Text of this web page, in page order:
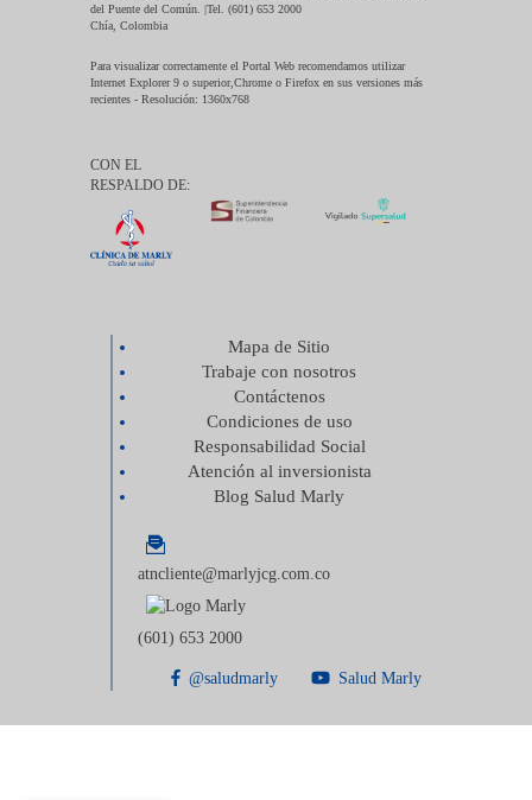
del Puente del Común. |Tel. (601) 653 2000
Chía, Colombia
Para visualizar correctamente el Portal Web recomendamos utilizar
Internet Explorer 9 o superior,Chrome o Firefox en sus versiones más
recientes - Resolución: 1360x768
CON EL
RESPALDO DE:
Mapa de Sitio
Trabaje con nosotros
Contáctenos
Condiciones de uso
Responsabilidad Social
Atención al inversionista
Blog Salud Marly
atncliente@marlyjcg.com.co
(601) 653 2000
@saludmarly Salud Marly